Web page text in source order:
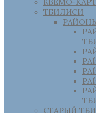
ТБИЛИСИ
СТАРЫЙ